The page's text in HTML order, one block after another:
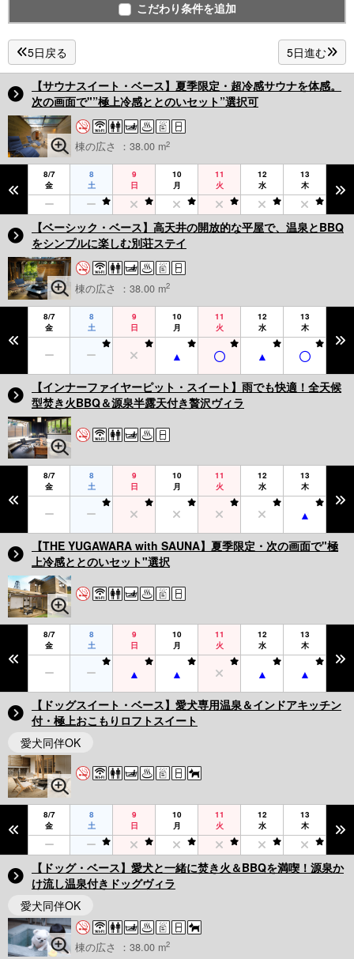
こだわり条件を追加
5日戻る 5日進む
【サウナスイート・ベース】夏季限定・超冷感サウナを体感。
次の画面で"”極上冷感ととのいセット”選択可
棟の広さ ：38.00 m2
8/7
金
8
土
9
日
10
月
11
火
12
水
13
木
【ベーシック・ベース】高天井の開放的な平屋で、温泉とBBQ
をシンプルに楽しむ別荘ステイ
棟の広さ ：38.00 m2
8/7
金
8
土
9
日
10
月
11
火
12
水
13
木
【インナーファイヤーピット・スイート】雨でも快適！全天候
型焚き火BBQ＆源泉半露天付き贅沢ヴィラ
8/7
金
8
土
9
日
10
月
11
火
12
水
13
木
【THE YUGAWARA with SAUNA】夏季限定・次の画面で"極
上冷感ととのいセット"選択
8/7
金
8
土
9
日
10
月
11
火
12
水
13
木
【ドッグスイート・ベース】愛犬専用温泉＆インドアキッチン
付・極上おこもりロフトスイート
愛犬同伴OK
8/7
金
8
土
9
日
10
月
11
火
12
水
13
木
【ドッグ・ベース】愛犬と一緒に焚き火＆BBQを満喫！源泉か
け流し温泉付きドッグヴィラ
愛犬同伴OK
棟の広さ ：38.00 m2